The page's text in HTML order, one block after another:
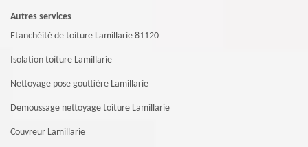
Autres services
Etanchéité de toiture Lamillarie 81120
Isolation toiture Lamillarie
Nettoyage pose gouttière Lamillarie
Demoussage nettoyage toiture Lamillarie
Couvreur Lamillarie